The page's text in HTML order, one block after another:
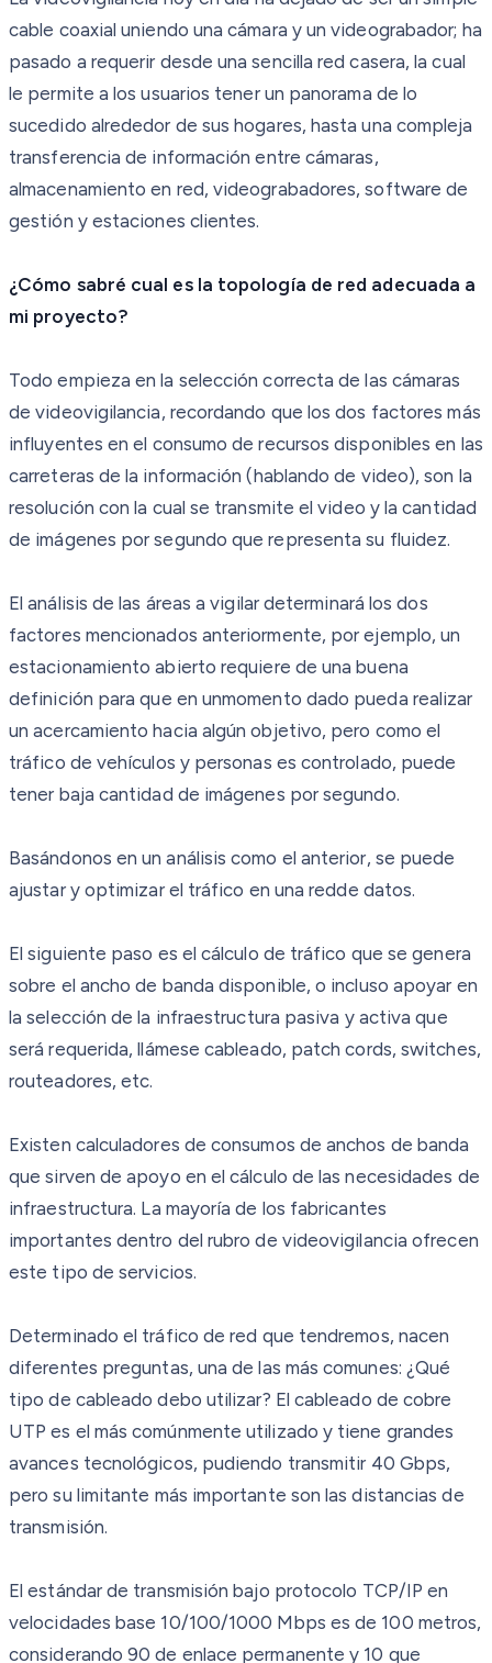
cable coaxial uniendo una cámara y un videograbador; ha
pasado a requerir desde una sencilla red casera, la cual
le permite a los usuarios tener un panorama de lo
sucedido alrededor de sus hogares, hasta una compleja
transferencia de información entre cámaras,
almacenamiento en red, videograbadores, software de
gestión y estaciones clientes.
¿Cómo sabré cual es la topología de red adecuada a
mi proyecto?
Todo empieza en la selección correcta de las cámaras
de videovigilancia, recordando que los dos factores más
influyentes en el consumo de recursos disponibles en las
carreteras de la información (hablando de video), son la
resolución con la cual se transmite el video y la cantidad
de imágenes por segundo que representa su fluidez.
El análisis de las áreas a vigilar determinará los dos
factores mencionados anteriormente, por ejemplo, un
estacionamiento abierto requiere de una buena
definición para que en unmomento dado pueda realizar
un acercamiento hacia algún objetivo, pero como el
tráfico de vehículos y personas es controlado, puede
tener baja cantidad de imágenes por segundo.
Basándonos en un análisis como el anterior, se puede
ajustar y optimizar el tráfico en una redde datos.
El siguiente paso es el cálculo de tráfico que se genera
sobre el ancho de banda disponible, o incluso apoyar en
la selección de la infraestructura pasiva y activa que
será requerida, llámese cableado, patch cords, switches,
routeadores, etc.
Existen calculadores de consumos de anchos de banda
que sirven de apoyo en el cálculo de las necesidades de
infraestructura. La mayoría de los fabricantes
importantes dentro del rubro de videovigilancia ofrecen
este tipo de servicios.
Determinado el tráfico de red que tendremos, nacen
diferentes preguntas, una de las más comunes: ¿Qué
tipo de cableado debo utilizar? El cableado de cobre
UTP es el más comúnmente utilizado y tiene grandes
avances tecnológicos, pudiendo transmitir 40 Gbps,
pero su limitante más importante son las distancias de
transmisión.
El estándar de transmisión bajo protocolo TCP/IP en
velocidades base 10/100/1000 Mbps es de 100 metros,
considerando 90 de enlace permanente y 10 que